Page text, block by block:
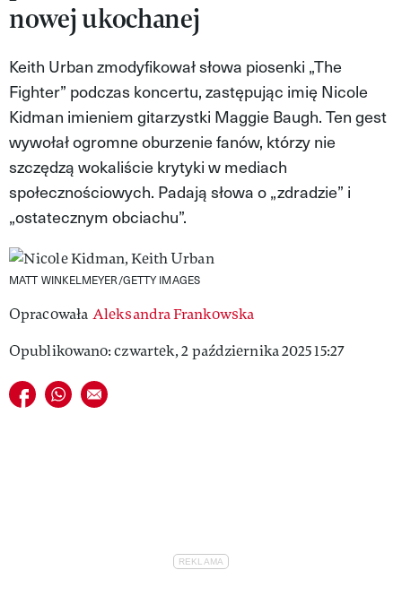
MAGAZYN VIVA!
nowej ukochanej
Keith Urban zmodyfikował słowa piosenki „The
Fighter” podczas koncertu, zastępując imię Nicole
Kidman imieniem gitarzystki Maggie Baugh. Ten gest
wywołał ogromne oburzenie fanów, którzy nie
szczędzą wokaliście krytyki w mediach
społecznościowych. Padają słowa o „zdradzie” i
„ostatecznym obciachu”.
MATT WINKELMEYER/GETTY IMAGES
Opracowała Aleksandra Frankowska
Opublikowano: czwartek, 2 października 2025 15:27
Udostępnij na facebook
Udostępnij na whatsapp
E-mail do przyjaciela